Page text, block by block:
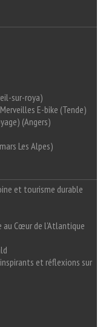
sur-roya)
E-bike (Tende)
(Angers)
Les Alpes)
et tourisme durable
au Cœur de l'Atlantique
et réflexions sur